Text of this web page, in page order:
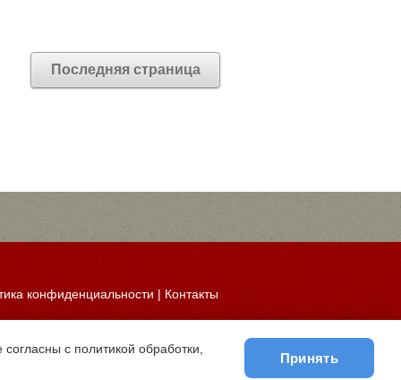
Последняя страница
конфиденциальности| Контакты
с политикой обработки,
Принять